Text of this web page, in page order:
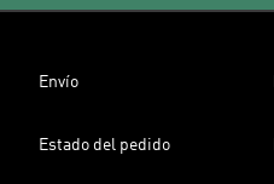
Envío
Estado del pedido